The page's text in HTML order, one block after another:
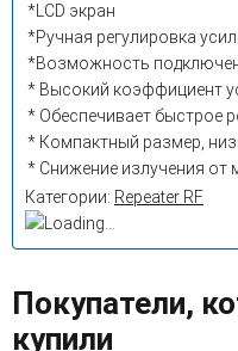
*LCD экран
*Ручная регулировка
*Возможность
* Высокий коэффициент
* Обеспечивает быстрое
* Компактный размер,
* Снижение излучения от
Категории: Repeater RF
Покупатели,
купили